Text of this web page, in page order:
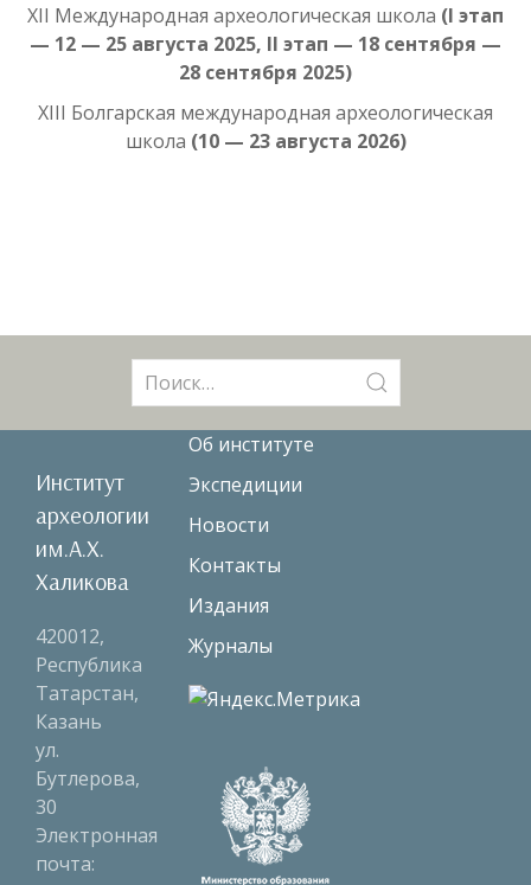
XII Международная археологическая школа (I этап
— 12 — 25 августа 2025, II этап — 18 сентября —
28 сентября 2025)
XIII Болгарская международная археологическая
школа (10 — 23 августа 2026)
Институт
археологии
им.А.Х.
Халикова
420012,
Республика
Татарстан,
Казань
ул.
Бутлерова,
30
Электронная
почта:
Об институте
Экспедиции
Новости
Контакты
Издания
Журналы